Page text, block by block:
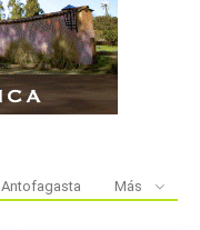
Antofagasta Más